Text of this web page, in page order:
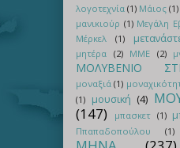
λογοτεχνία (1) Μάιος (1)
μανικιούρ (1) Μεγάλη
Μέρκελ
(1)
μητέρα (2) ΜΜΕ (2)
ΜΟΛΥΒΕΝΙΟ
μοναξιά (1)
(1) μουσική (4)
(147)
μπασκετ (1)
Ππαπαδοπούλου (1)